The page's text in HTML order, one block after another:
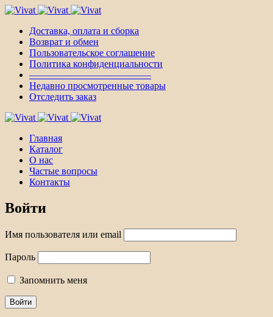
Доставка, оплата и сборка
Возврат и обмен
Пользовательское соглашение
Политика конфиденциальности
————————————–
Недавно просмотренные товары
Отследить заказ
Главная
Каталог
О нас
Частые вопросы
Контакты
Войти
Имя пользователя или email
Пароль
Запомнить меня